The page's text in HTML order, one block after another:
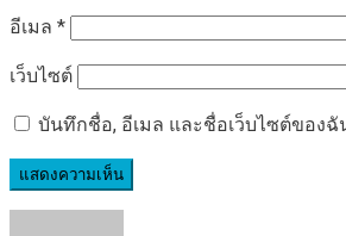
อีเมล *
เว็บไซต์
บันทึกชื่อ, อีเมล และชื่อเว็บไซต์ของ